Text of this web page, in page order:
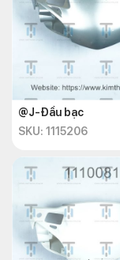
@J-Đầu bạc
SKU: 1115206